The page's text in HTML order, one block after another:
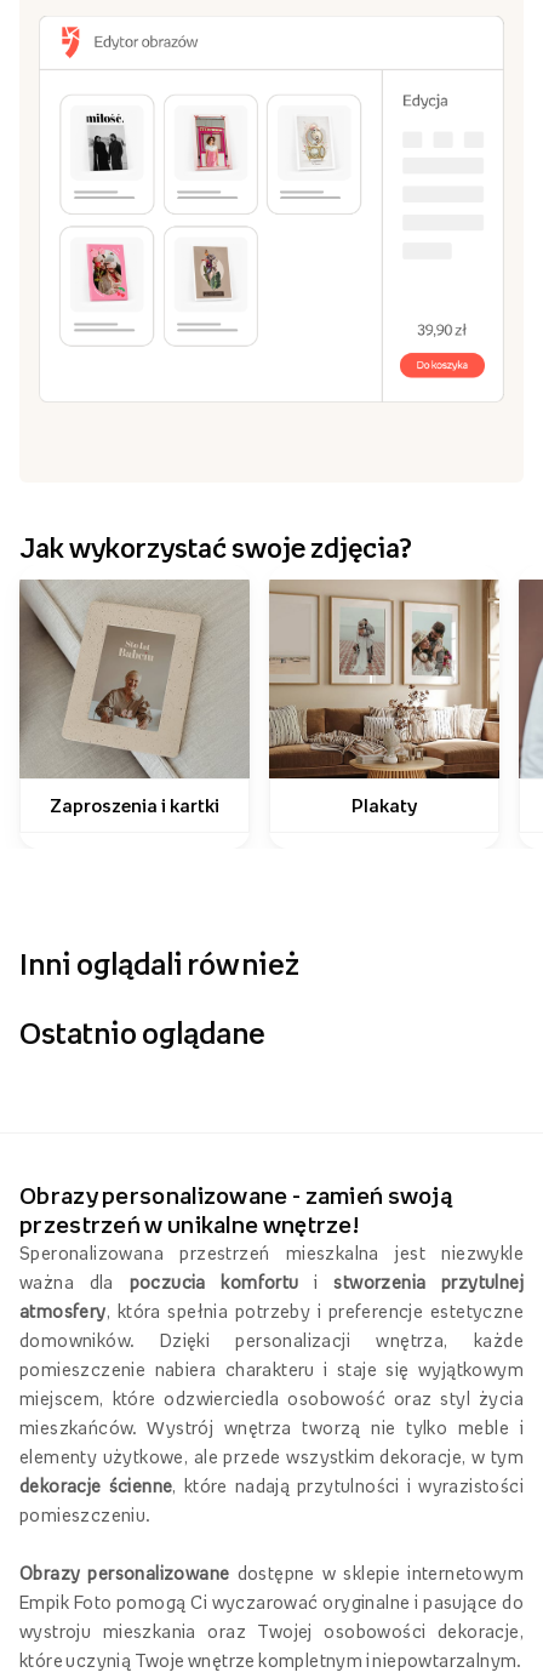
Jak wykorzystać swoje zdjęcia?
Zaproszenia i kartki Plakaty
Inni oglądali również
Ostatnio oglądane
Obrazy personalizowane - zamień swoją
przestrzeń w unikalne wnętrze!
Speronalizowana przestrzeń mieszkalna jest niezwykle
ważna dla poczucia komfortu istworzenia przytulnej
atmosfery , która spełnia potrzeby i preferencje estetyczne
domowników. Dzięki personalizacji wnętrza, każde
pomieszczenie nabiera charakteru i staje się wyjątkowym
miejscem, które odzwierciedla osobowość oraz styl życia
mieszkańców. Wystrój wnętrza tworzą nie tylko meble i
elementy użytkowe, ale przede wszystkim dekoracje, w tym
dekoracje ścienne , które nadają przytulności i wyrazistości
pomieszczeniu.
Obrazy personalizowane dostępne w sklepie internetowym
Empik Foto pomogą Ci wyczarować oryginalne i pasujące do
wystroju mieszkania oraz Twojej osobowości dekoracje,
które uczynią Twoje wnętrze kompletnym i niepowtarzalnym.